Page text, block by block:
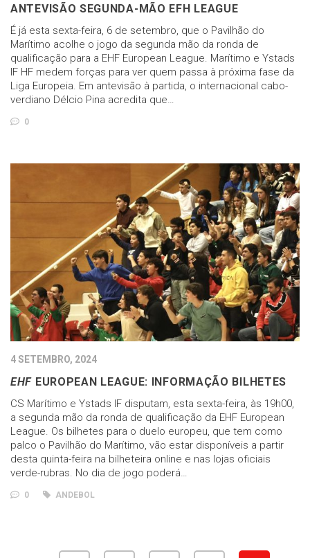
ANTEVISÃO SEGUNDA-MÃO EFH LEAGUE
É já esta sexta-feira, 6 de setembro, que o Pavilhão do
Marítimo acolhe o jogo da segunda mão da ronda de
qualificação para a EHF European League. Marítimo e Ystads
IF HF medem forças para ver quem passa à próxima fase da
Liga Europeia. Em antevisão à partida, o internacional cabo-
verdiano Délcio Pina acredita que…
0
4 SETEMBRO, 2024
EHF EUROPEAN LEAGUE: INFORMAÇÃO BILHETES
CS Marítimo e Ystads IF disputam, esta sexta-feira, às 19h00,
a segunda mão da ronda de qualificação da EHF European
League. Os bilhetes para o duelo europeu, que tem como
palco o Pavilhão do Marítimo, vão estar disponíveis a partir
desta quinta-feira na bilheteira online e nas lojas oficiais
verde-rubras. No dia de jogo poderá…
0 ANDEBOL